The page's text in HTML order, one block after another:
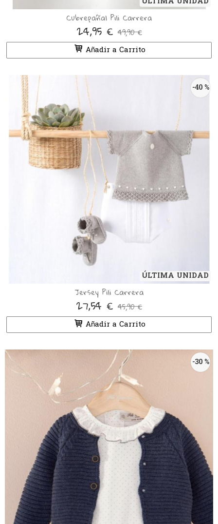
Cubrepañal Pili Carrera
24,95 €49,90 €
Añadir a Carrito
ÚLTIMA UNIDAD
-40 %
Jersey Pili Carrera
27,54 € 45,90 €
Añadir a Carrito
-30 %